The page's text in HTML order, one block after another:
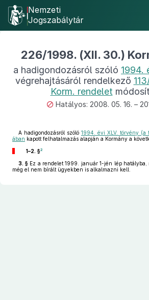
Nemzeti
Jogszabálytár
226/1998. (XII. 30.)
a hadigondozásról szóló 1994.
végrehajtásáról rendelkező
Korm. rendelet
Hatályos: 2008. 05. 16. –
A hadigondozásról szóló 1994. évi XLV. törvény
ában kapott felhatalmazás alapján a Kormány a
1–2. §2
3. § Ez a rendelet 1999. január 1-jén lép hatályba,
még el nem bírált ügyekben is alkalmazni kell.